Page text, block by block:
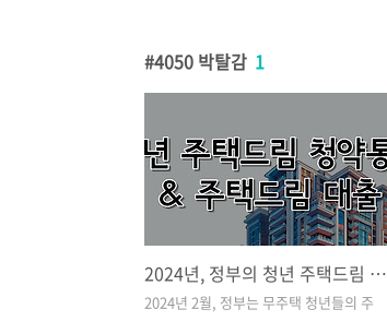
4050 박탈감 1
2024년, 정부의 청년 주택드림 청약통장 자세히 보기 (feat. 주택드림 대출)
2024년 2월, 정부는 무주택 청년들의 주